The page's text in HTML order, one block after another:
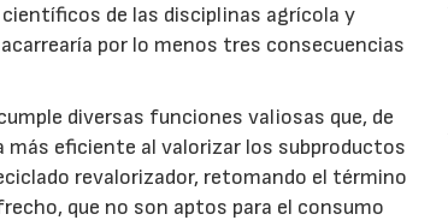
de las disciplinas agrícola y
por lo menos tres consecuencias
diversas funciones valiosas que, de
más eficiente al valorizar los subproductos
revalorizador, retomando el término
que no son aptos para el consumo